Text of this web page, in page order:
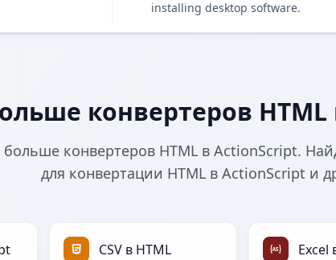
installing desktop software.
конвертеров
больше конвертеров HTML в ActionScript.
для конвертации HTML в ActionScript и
CSV в HTML Excel